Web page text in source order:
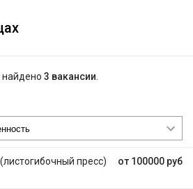
найдено 3 вакансии
от 100000 руб
пресс)